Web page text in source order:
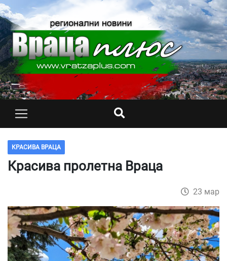
КРАСИВА ВРАЦА
Красива пролетна Враца
23 мар